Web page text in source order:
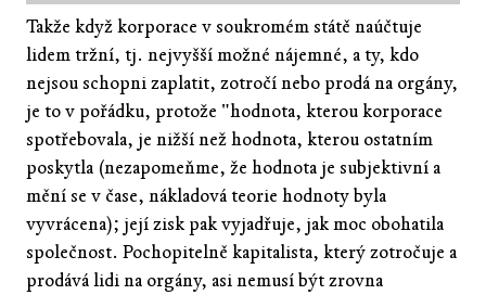
Takže když korporace v soukromém státě naúčtuje
lidem tržní, tj. nejvyšší možné nájemné, a ty, kdo
nejsou schopni zaplatit, zotročí nebo prodá na orgány,
je to v pořádku, protože "hodnota, kterou korporace
spotřebovala, je nižší než hodnota, kterou ostatním
poskytla (nezapomeňme, že hodnota je subjektivní a
mění se v čase, nákladová teorie hodnoty byla
vyvrácena); její zisk pak vyjadřuje, jak moc obohatila
společnost. Pochopitelně kapitalista, který zotročuje a
prodává lidi na orgány, asi nemusí být zrovna